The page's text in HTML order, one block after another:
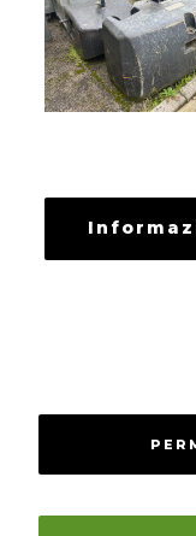
NEWS
CONTATTI
USATI